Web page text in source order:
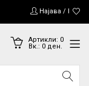
Најава /
Артикли: 0
Вк.: 0ден.